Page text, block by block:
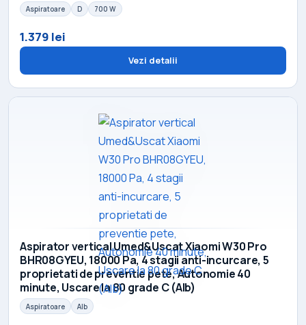
Aspiratoare D 700 W
1.379 lei
Vezi detalii
Aspirator vertical Umed&Uscat Xiaomi W30 Pro
BHR08GYEU, 18000 Pa, 4 stagii anti-incurcare, 5
proprietati de preventie pete, Autonomie 40
minute, Uscare la 80 grade C (Alb)
Aspiratoare Alb